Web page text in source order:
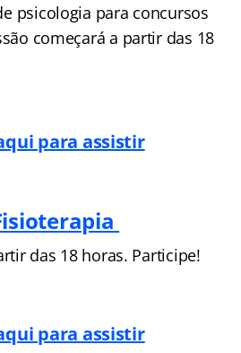
psicologia para concursos
começará a partir das 18
para assistir
das 18 horas. Participe!
para assistir